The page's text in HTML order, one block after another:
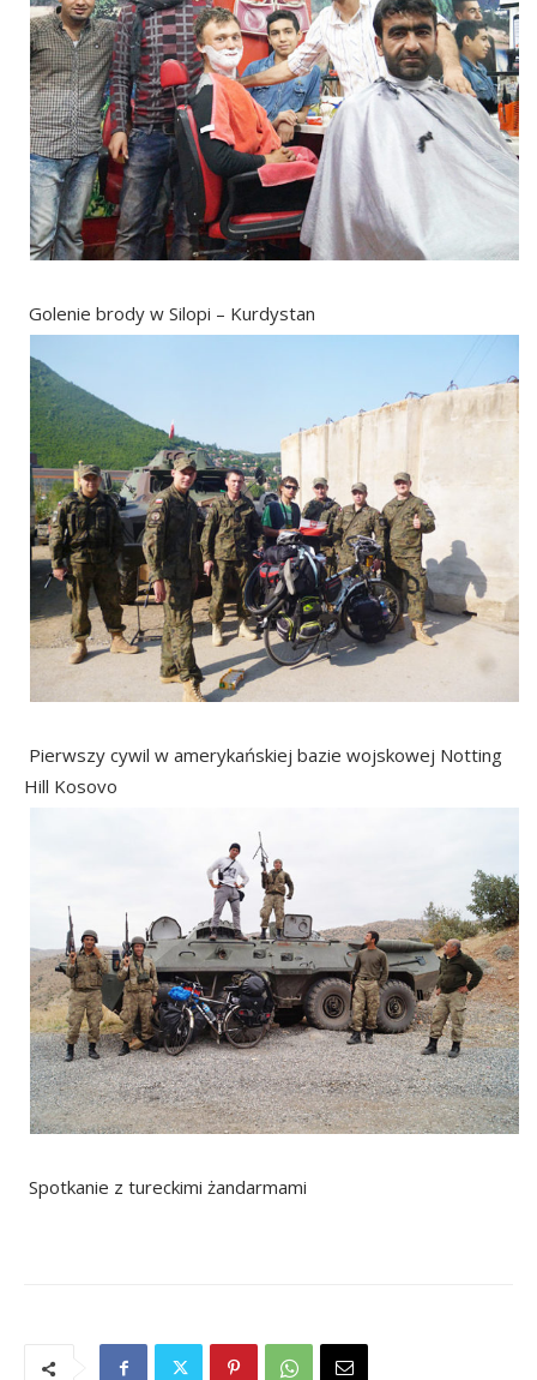
Golenie brody w Silopi – Kurdystan
Pierwszy cywil w amerykańskiej bazie wojskowej Notting
Hill Kosovo
Spotkanie z tureckimi żandarmami